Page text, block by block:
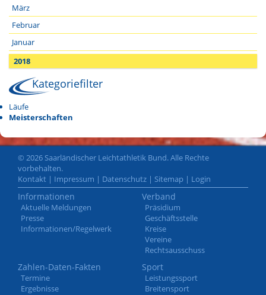
März
Februar
Januar
2018
Kategoriefilter
Läufe
Meisterschaften
© 2026 Saarländischer Leichtathletik Bund. Alle Rechte
vorbehalten.
Kontakt | Impressum | Datenschutz | Sitemap | Login
Informationen
Aktuelle Meldungen
Presse
Informationen/Regelwerk
Verband
Präsidium
Geschäftsstelle
Kreise
Vereine
Rechtsausschuss
Zahlen-Daten-Fakten
Termine
Ergebnisse
Sport
Leistungssport
Breitensport